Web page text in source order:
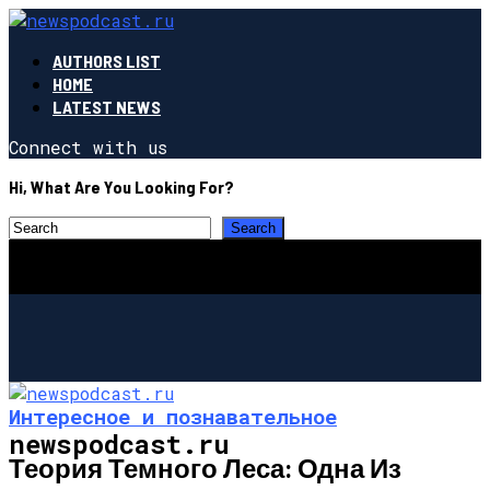
AUTHORS LIST
HOME
LATEST NEWS
Connect with us
Hi, What Are You Looking For?
newspodcast.ru
Интересное и познавательное
Теория Темного Леса: Одна Из